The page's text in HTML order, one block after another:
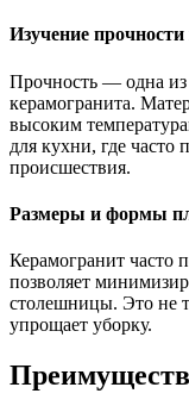
Изучение
Прочность — одна
керамогранита.
высоким
для кухни, где часто
происшествия.
Размеры и формы
Керамогранит часто
позволяет
столешницы. Это не
упрощает уборку.